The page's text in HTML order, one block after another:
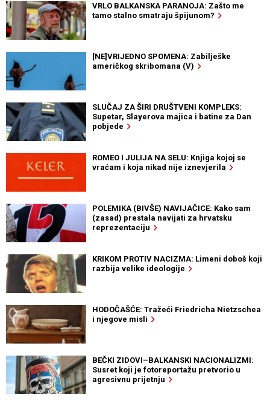
VRLO BALKANSKA PARANOJA: Zašto me
tamo stalno smatraju špijunom?
[NE]VRIJEDNO SPOMENA: Zabilješke
američkog skribomana (V)
SLUČAJ ZA ŠIRI DRUŠTVENI KOMPLEKS:
Supetar, Slayerova majica i batine za Dan
pobjede
ROMEO I JULIJA NA SELU: Knjiga kojoj se
vraćam i koja nikad nije iznevjerila
POLEMIKA (BIVŠE) NAVIJAČICE: Kako sam
(zasad) prestala navijati za hrvatsku
reprezentaciju
KRIKOM PROTIV NACIZMA: Limeni doboš koji
razbija velike ideologije
HODOČAŠĆE: Tražeći Friedricha Nietzschea
i njegove misli
BEČKI ZIDOVI–BALKANSKI NACIONALIZMI:
Susret koji je fotoreportažu pretvorio u
agresivnu prijetnju